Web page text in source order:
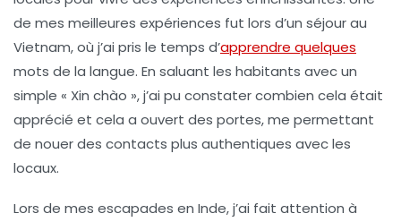
de mes meilleures expériences fut lors d’un séjour au
Vietnam, où j’ai pris le temps d’apprendre quelques
mots de la langue. En saluant les habitants avec un
simple « Xin chào », j’ai pu constater combien cela était
apprécié et cela a ouvert des portes, me permettant
de nouer des contacts plus authentiques avec les
locaux.
Lors de mes escapades en Inde, j’ai fait attention à